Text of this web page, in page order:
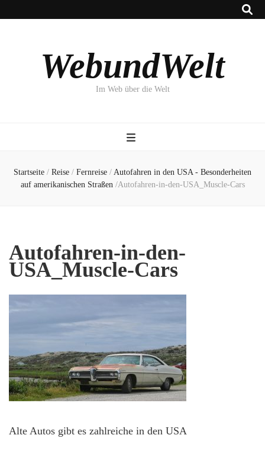
WebundWelt
Im Web über die Welt
Startseite / Reise / Fernreise / Autofahren in den USA - Besonderheiten
auf amerikanischen Straßen /Autofahren-in-den-USA_Muscle-Cars
Autofahren-in-den-
USA_Muscle-Cars
Alte Autos gibt es zahlreiche in den USA